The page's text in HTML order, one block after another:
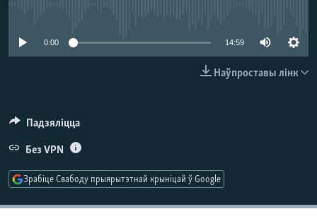
0:00 14:59
Наўпроставы лінк
Падзяліцца
Без VPN
Зрабіце Свабоду прыярытэтнай крыніцай ў Google